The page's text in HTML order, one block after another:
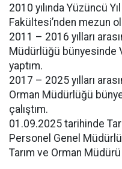
2010 yılında Yüzüncü
Fakültesi’nden mezun
2011 – 2016 yılları
Müdürlüğü bünyesinde
yaptım.
2017 – 2025 yılları
Orman Müdürlüğü
çalıştım.
01.09.2025 tarihinde
Personel Genel
Tarım ve Orman